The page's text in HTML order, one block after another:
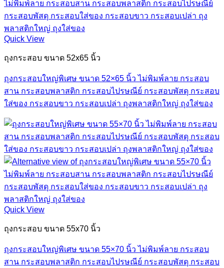
Quick View
ถุงกระสอบ ขนาด 52x65 นิ้ว
ถุงกระสอบใหญ่พิเศษ ขนาด 52×65 นิ้ว ไม่พิมพ์ลาย กระสอบ
สาน กระสอบพลาสติก กระสอบไปรษณีย์ กระสอบพัสดุ กระสอบ
ใส่ของ กระสอบขาว กระสอบเปล่า ถุงพลาสติกใหญ่ ถุงใส่ของ
Quick View
ถุงกระสอบ ขนาด 55x70 นิ้ว
ถุงกระสอบใหญ่พิเศษ ขนาด 55×70 นิ้ว ไม่พิมพ์ลาย กระสอบ
สาน กระสอบพลาสติก กระสอบไปรษณีย์ กระสอบพัสดุ กระสอบ